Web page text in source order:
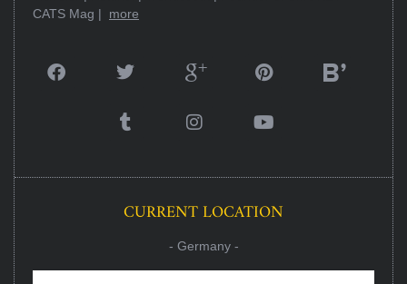
CATS Mag | more
CURRENT LOCATION
- Germany -